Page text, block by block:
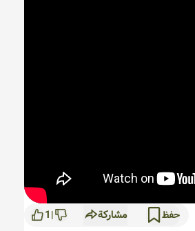
حفظ مشاركة |
1